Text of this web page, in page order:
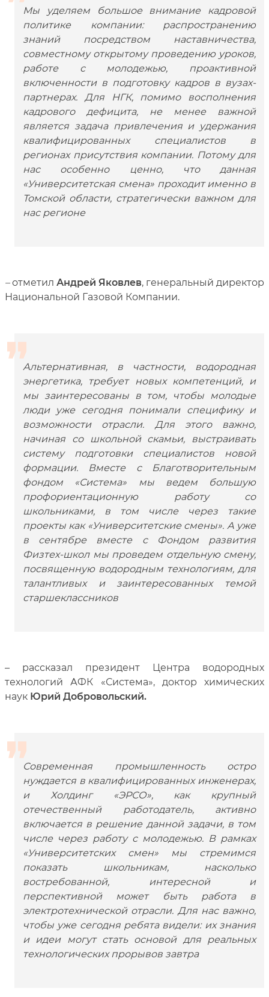
Мы уделяем большое внимание кадровой
политике компании: распространению
знаний посредством наставничества,
совместному открытому проведению уроков,
работе с молодежью, проактивной
включенности в подготовку кадров в вузах-
партнерах. Для НГК, помимо восполнения
кадрового дефицита, не менее важной
является задача привлечения и удержания
квалифицированных специалистов в
регионах присутствия компании. Потому для
нас особенно ценно, что данная
«Университетская смена» проходит именно в
Томской области, стратегически важном для
нас регионе
–отметил Андрей Яковлев, генеральный директор
Национальной Газовой Компании.
Альтернативная, в частности, водородная
энергетика, требует новых компетенций, и
мы заинтересованы в том, чтобы молодые
люди уже сегодня понимали специфику и
возможности отрасли. Для этого важно,
начиная со школьной скамьи, выстраивать
систему подготовки специалистов новой
формации. Вместе с Благотворительным
фондом «Система» мы ведем большую
профориентационную работу со
школьниками, в том числе через такие
проекты как «Университетские смены». А уже
в сентябре вместе с Фондом развития
Физтех-школ мы проведем отдельную смену,
посвященную водородным технологиям, для
талантливых и заинтересованных темой
старшеклассников
– рассказал президент Центра водородных
технологий АФК «Система», доктор химических
наук Юрий Добровольский.
Современная промышленность остро
нуждается в квалифицированных инженерах,
и Холдинг «ЭРСО», как крупный
отечественный работодатель, активно
включается в решение данной задачи, в том
числе через работу с молодежью. В рамках
«Университетских смен» мы стремимся
показать школьникам, насколько
востребованной, интересной и
перспективной может быть работа в
электротехнической отрасли. Для нас важно,
чтобы уже сегодня ребята видели: их знания
и идеи могут стать основой для реальных
технологических прорывов завтра